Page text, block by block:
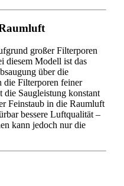
großer Filterporen
diesem Modell ist das
über die
die Filterporen feiner
die Saugleistung konstant
Feinstaub in die Raumluft
bessere Luftqualität –
kann jedoch nur die